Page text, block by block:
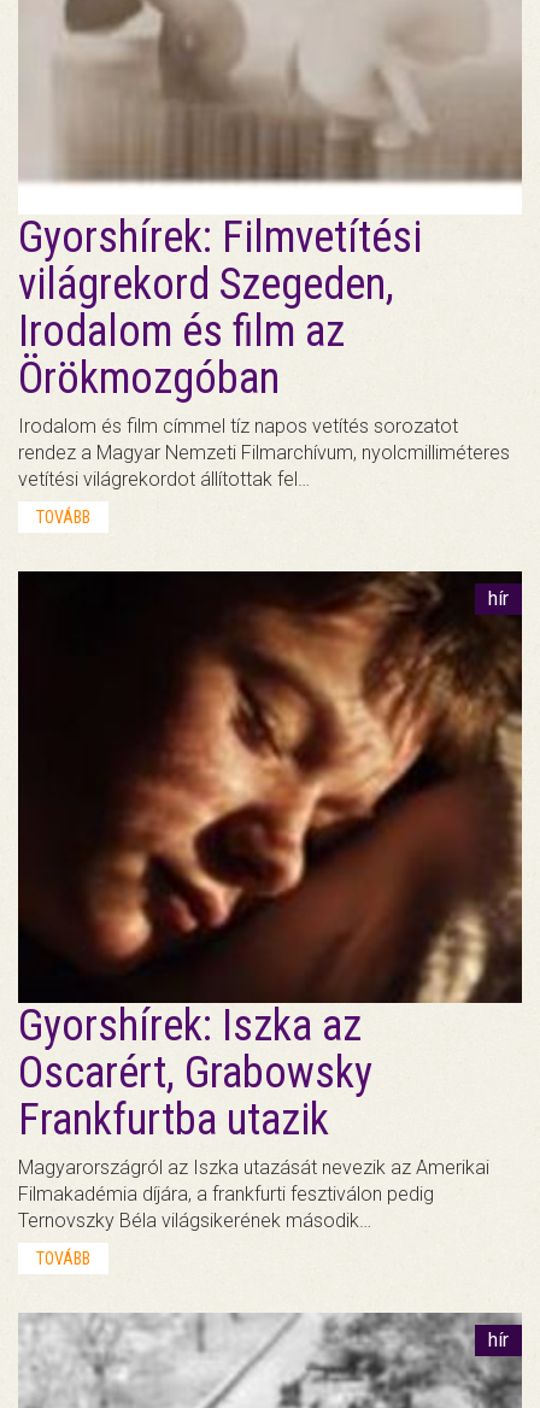
Gyorshírek: Filmvetítési
világrekord Szegeden,
Irodalom és film az
Örökmozgóban
Irodalom és film címmel tíz napos vetítés sorozatot
rendez a Magyar Nemzeti Filmarchívum, nyolcmilliméteres
vetítési világrekordot állítottak fel…
TOVÁBB
hír
Gyorshírek: Iszka az
Oscarért, Grabowsky
Frankfurtba utazik
Magyarországról az Iszka utazását nevezik az Amerikai
Filmakadémia díjára, a frankfurti fesztiválon pedig
Ternovszky Béla világsikerének második…
TOVÁBB
hír